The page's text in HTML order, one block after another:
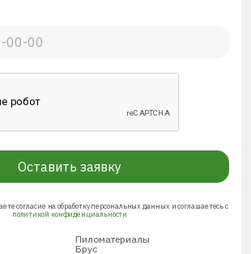
Оставить заявку
согласие на обработку персональных данных и соглашаетесь с
политикой конфиденциальности
Пиломатериалы
Брус